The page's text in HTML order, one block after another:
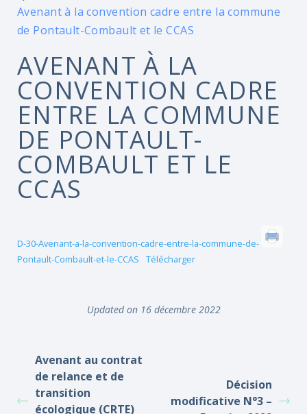
Avenant à la convention cadre entre la commune
de Pontault-Combault et le CCAS
AVENANT À LA
CONVENTION CADRE
ENTRE LA COMMUNE
DE PONTAULT-
COMBAULT ET LE
CCAS
D-30-Avenant-a-la-convention-cadre-entre-la-commune-de-
Pontault-Combault-et-le-CCAS
Télécharger
Updated on 16 décembre 2022
Avenant au contrat
de relance et de
transition
écologique (CRTE)
Décision
modificative N°3 –